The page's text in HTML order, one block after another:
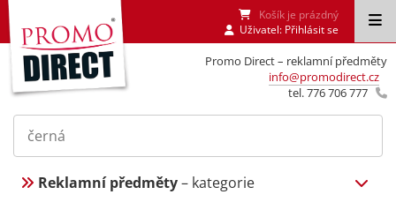
Promo Direct – reklamní předměty
info@promodirect.cz
tel. 776 706 777
Košík je prázdný
Uživatel: Přihlásit se
Reklamní předměty– kategorie